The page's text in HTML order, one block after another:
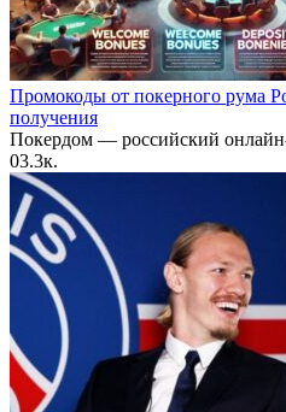
Промокоды от покерного рума
получения
Покердом — российский
03.3к.